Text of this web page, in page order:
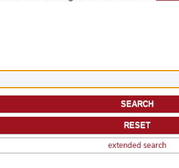
extended search